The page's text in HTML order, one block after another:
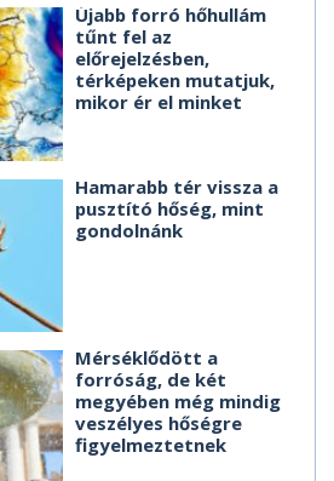
Újabb forró hőhullám
tűnt fel az
előrejelzésben,
térképeken mutatjuk,
mikor ér el minket
Hamarabb tér vissza a
pusztító hőség, mint
gondolnánk
Mérséklődött a
forróság, de két
megyében még mindig
veszélyes hőségre
figyelmeztetnek